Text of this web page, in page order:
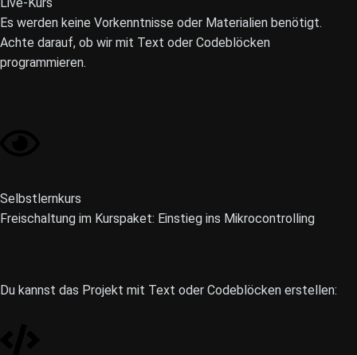
Es werden keine Vorkenntnisse oder Materialien benötigt.
Achte darauf, ob wir mit Text oder Codeblöcken
programmieren.
Selbstlernkurs
Freischaltung im Kurspaket: Einstieg ins Mikrocontrolling
Du kannst das Projekt mit Text oder Codeblöcken erstellen: